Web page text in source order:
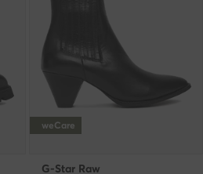
weCare
G-Star Raw